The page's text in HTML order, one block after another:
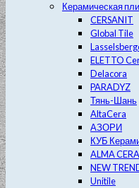
Керамическая
CERSANIT
Global Tile
ELETTO
Delacora
PARADYZ
Тянь-Шань
AltaCera
АЗОРИ
КУБ
ALMA
NEW
Unitile